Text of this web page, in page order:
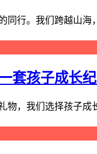
同行。我们跨越山
套孩子成长
物，我们选择孩子